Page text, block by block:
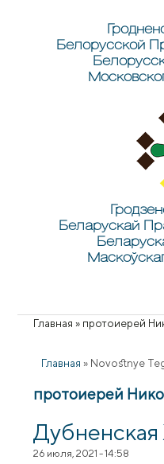
Белорусской
Беларускай
Вы здесь
Главная » протоиерей
Главная » Novostnye
протоиерей
Дубненская
26 июля, 2021 - 14:58